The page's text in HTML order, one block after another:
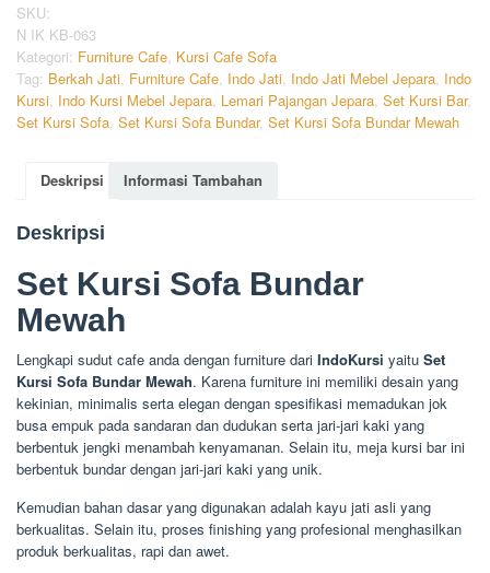
SKU:
N IK KB-063
Kategori: Furniture Cafe Kursi Cafe Sofa
Tag: Berkah Jati Furniture Cafe Indo Jati Indo Jati Mebel Jepara Indo
Kursi Indo Kursi Mebel Jepara Lemari Pajangan Jepara Set Kursi Bar,
Set Kursi Sofa Set Kursi Sofa Bundar, Set Kursi Sofa Bundar Mewah
Deskripsi Informasi Tambahan
Deskripsi
Set Kursi Sofa Bundar
Mewah
Lengkapi sudut cafe anda dengan furniture dari IndoKursi yaitu Set
Kursi Sofa Bundar Mewah. Karena furniture ini memiliki desain yang
kekinian, minimalis serta elegan dengan spesifikasi memadukan jok
busa empuk pada sandaran dan dudukan serta jari-jari kaki yang
berbentuk jengki menambah kenyamanan. Selain itu, meja kursi bar ini
berbentuk bundar dengan jari-jari kaki yang unik.
Kemudian bahan dasar yang digunakan adalah kayu jati asli yang
berkualitas. Selain itu, proses finishing yang profesional menghasilkan
produk berkualitas, rapi dan awet.